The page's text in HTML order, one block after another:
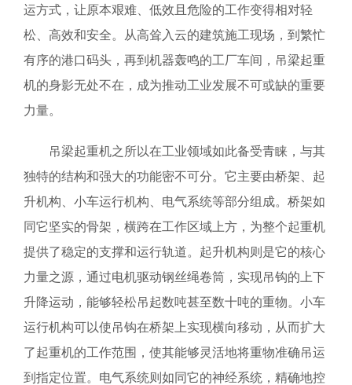
运方式，让原本艰难、低效且危险的工作变得相对轻
松、高效和安全。从高耸入云的建筑施工现场，到繁忙
有序的港口码头，再到机器轰鸣的工厂车间，吊梁起重
机的身影无处不在，成为推动工业发展不可或缺的重要
力量。
吊梁起重机之所以在工业领域如此备受青睐，与其
独特的结构和强大的功能密不可分。它主要由桥架、起
升机构、小车运行机构、电气系统等部分组成。桥架如
同它坚实的骨架，横跨在工作区域上方，为整个起重机
提供了稳定的支撑和运行轨道。起升机构则是它的核心
力量之源，通过电机驱动钢丝绳卷筒，实现吊钩的上下
升降运动，能够轻松吊起数吨甚至数十吨的重物。小车
运行机构可以使吊钩在桥架上实现横向移动，从而扩大
了起重机的工作范围，使其能够灵活地将重物准确吊运
到指定位置。电气系统则如同它的神经系统，精确地控